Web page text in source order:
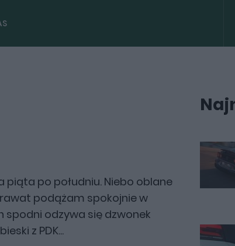
po południu. Niebo oblane
podążam spokojnie w
spodni odzywa się dzwonek
z PDK...